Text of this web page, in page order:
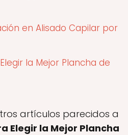
en Alisado Capilar por
la Mejor Plancha de
artículos parecidos a
Elegir la Mejor Plancha